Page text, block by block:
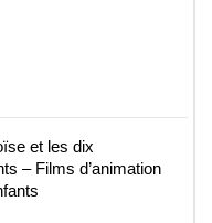
et les dix
– Films d’animation